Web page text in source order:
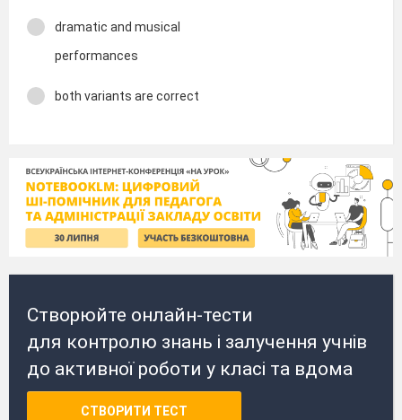
dramatic and musical
performances
both variants are correct
Створюйте онлайн-тести
для контролю знань і залучення учнів
до активної роботи у класі та вдома
СТВОРИТИ ТЕСТ